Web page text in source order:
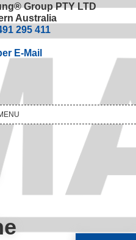
Group PTY LTD
Australia
295 411
E-Mail